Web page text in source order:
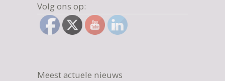
Volg ons op:
Meest actuele nieuws